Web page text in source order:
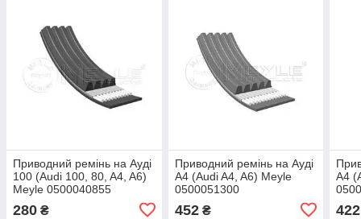
Приводний ремінь на Ауді
100 (Audi 100, 80, A4, A6)
Meyle 0500040855
280 ₴
Приводний ремінь на Ауді
A4 (Audi A4, A6) Meyle
0500051300
452₴
A4
422